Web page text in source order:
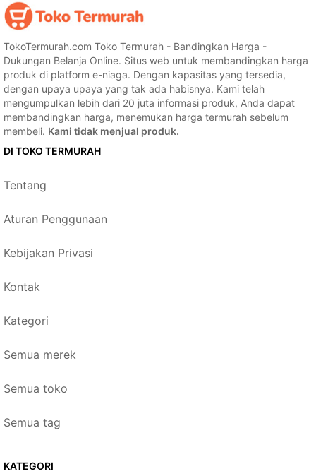
TokoTermurah.com Toko Termurah - Bandingkan Harga -
Dukungan Belanja Online. Situs web untuk membandingkan harga
produk di platform e-niaga. Dengan kapasitas yang tersedia,
dengan upaya upaya yang tak ada habisnya. Kami telah
mengumpulkan lebih dari 20 juta informasi produk, Anda dapat
membandingkan harga, menemukan harga termurah sebelum
membeli. Kami tidak menjual produk.
DI TOKO TERMURAH
Tentang
Aturan Penggunaan
Kebijakan Privasi
Kontak
Kategori
Semua merek
Semua toko
Semua tag
KATEGORI